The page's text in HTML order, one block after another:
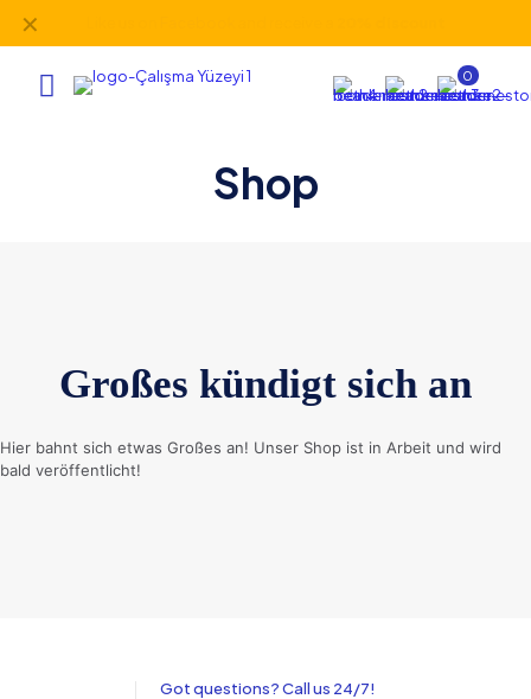
✕
0
Shop
Großes kündigt sich an
Hier bahnt sich etwas Großes an! Unser Shop ist in Arbeit und wird
bald veröffentlicht!
Got questions? Call us 24/7!